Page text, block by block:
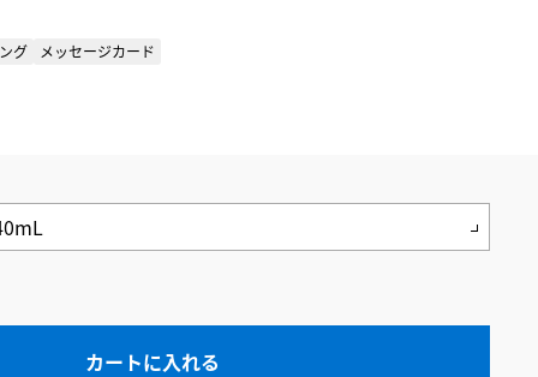
グ メッセージカード
カートに入れる